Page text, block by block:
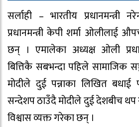
सर्लाही – भारतीय प्रधानमन्त्री
प्रधानमन्त्री केपी शर्मा ओलीलाई
छन् । एमालेका अध्यक्ष ओली
बित्तिकै सबभन्दा पहिले सामाजिक
मोदीले दुई पन्नाका लिखित
सन्देशप ठाउँदै मोदीले दुई देशबीच
विश्वास व्यक्त गरेका छन् ।